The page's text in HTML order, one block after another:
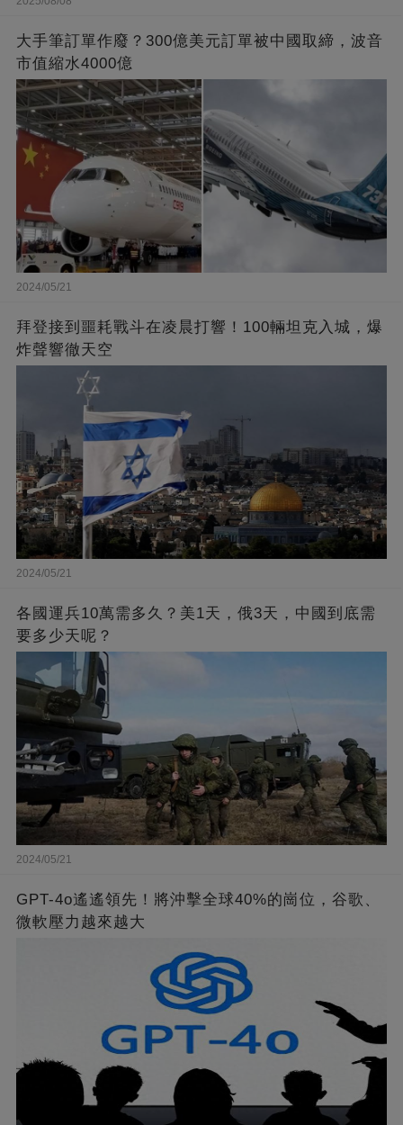
大手筆訂單作廢？300億美元訂單被中國取締，波音
市值縮水4000億
2024/05/21
拜登接到噩耗戰斗在凌晨打響！100輛坦克入城，爆
炸聲響徹天空
2024/05/21
各國運兵10萬需多久？美1天，俄3天，中國到底需
要多少天呢？
2024/05/21
GPT-4o遙遙領先！將沖擊全球40%的崗位，谷歌、
微軟壓力越來越大